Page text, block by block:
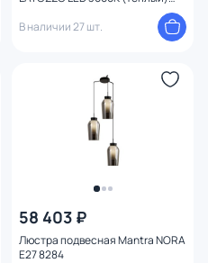
В наличии 27 шт.
58 403 ₽
Люстра подвесная Mantra NORA
E27 8284